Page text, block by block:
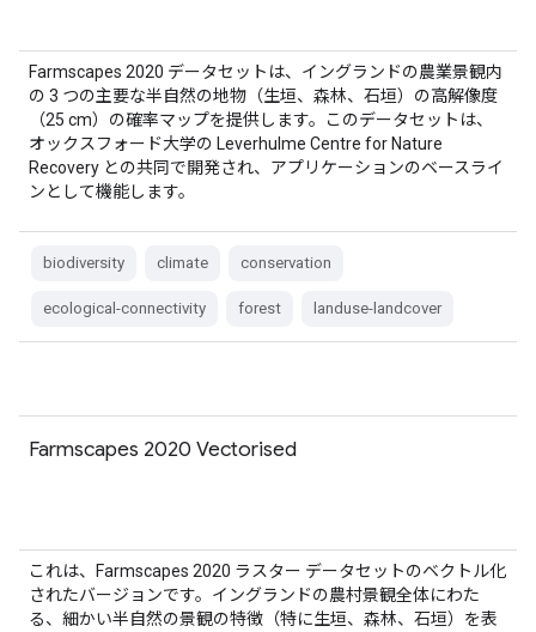
Farmscapes 2020 データセットは、イングランドの農業景観内
の 3 つの主要な半自然の地物（生垣、森林、石垣）の高解像度
（25 cm）の確率マップを提供します。このデータセットは、
オックスフォード大学の Leverhulme Centre for Nature
Recovery との共同で開発され、アプリケーションのベースライ
ンとして機能します。
biodiversity climate conservation
ecological-connectivity forest landuse-landcover
Farmscapes 2020 Vectorised
これは、Farmscapes 2020 ラスター データセットのベクトル化
されたバージョンです。イングランドの農村景観全体にわた
る、細かい半自然の景観の特徴（特に生垣、森林、石垣）を表